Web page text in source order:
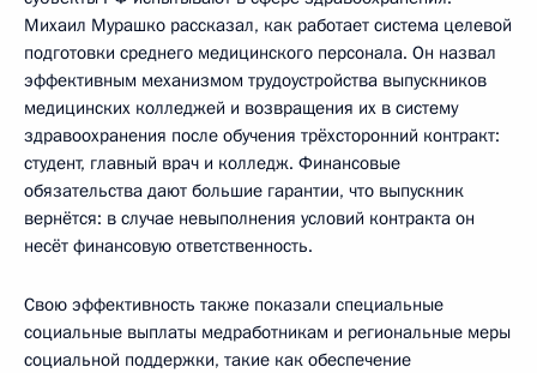
Михаил Мурашко рассказал, как работает система целевой
подготовки среднего медицинского персонала. Он назвал
эффективным механизмом трудоустройства выпускников
медицинских колледжей и возвращения их в систему
здравоохранения после обучения трёхсторонний контракт:
студент, главный врач и колледж. Финансовые
обязательства дают большие гарантии, что выпускник
вернётся: в случае невыполнения условий контракта он
несёт финансовую ответственность.
Свою эффективность также показали специальные
социальные выплаты медработникам и региональные меры
социальной поддержки, такие как обеспечение